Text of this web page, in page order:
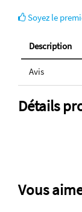
Soyez le
Description
Avis
Détails
Vous